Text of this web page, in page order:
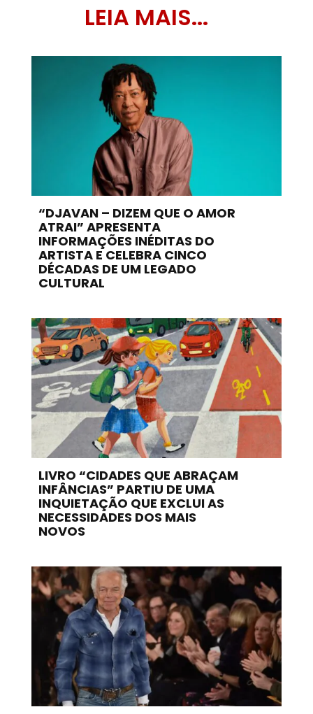
LEIA MAIS...
“DJAVAN – DIZEM QUE O AMOR
ATRAI” APRESENTA
INFORMAÇÕES INÉDITAS DO
ARTISTA E CELEBRA CINCO
DÉCADAS DE UM LEGADO
CULTURAL
LIVRO “CIDADES QUE ABRAÇAM
INFÂNCIAS” PARTIU DE UMA
INQUIETAÇÃO QUE EXCLUI AS
NECESSIDADES DOS MAIS
NOVOS